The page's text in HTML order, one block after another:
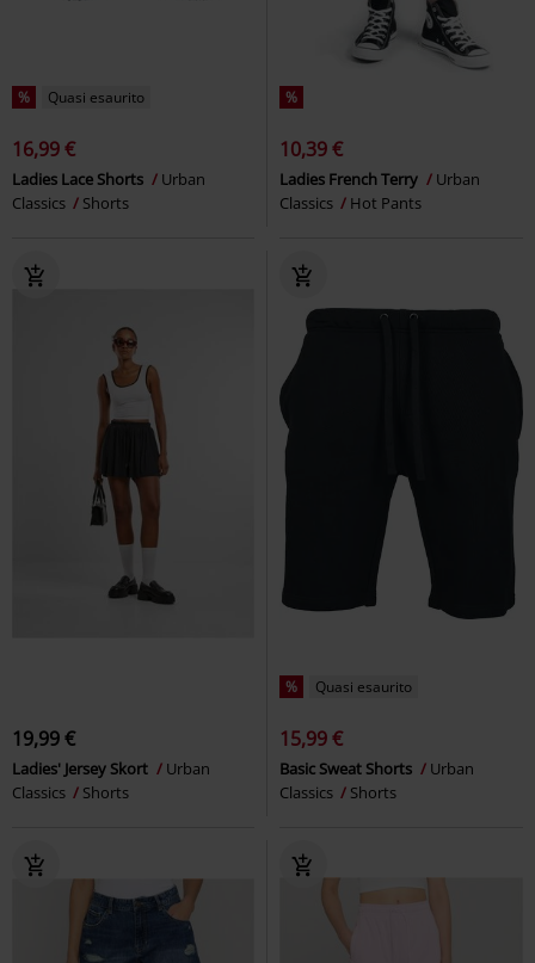
% Quasi esaurito
16,99 €
Ladies Lace Shorts
Urban
Classics
Shorts
%
10,39 €
Ladies French Terry
Urban
Classics
Hot Pants
19,99 €
Ladies' Jersey Skort
Urban
Classics
Shorts
% Quasi esaurito
15,99 €
Basic Sweat Shorts
Urban
Classics
Shorts